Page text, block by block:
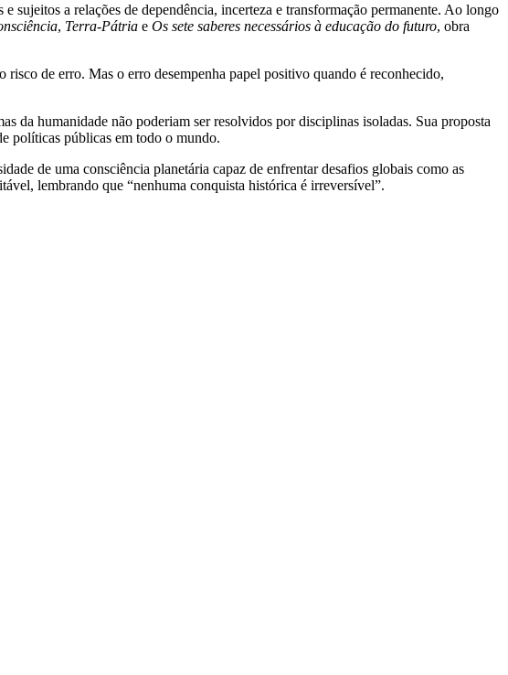
sujeitos a relações de dependência, incerteza e transformação permanente. Ao longo
, Terra-Pátria e Os sete saberes necessários à educação do futuro, obra
de erro. Mas o erro desempenha papel positivo quando é reconhecido,
da humanidade não poderiam ser resolvidos por disciplinas isoladas. Sua proposta
políticas públicas em todo o mundo.
de uma consciência planetária capaz de enfrentar desafios globais como as
lembrando que “nenhuma conquista histórica é irreversível”.